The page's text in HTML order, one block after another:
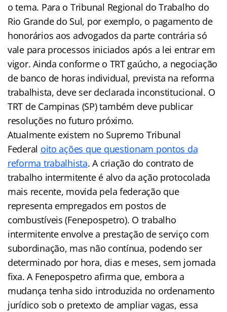
o tema. Para o Tribunal Regional do Trabalho do
Rio Grande do Sul, por exemplo, o pagamento de
honorários aos advogados da parte contrária só
vale para processos iniciados após a lei entrar em
vigor. Ainda conforme o TRT gaúcho, a negociação
de banco de horas individual, prevista na reforma
trabalhista, deve ser declarada inconstitucional. O
TRT de Campinas (SP) também deve publicar
resoluções no futuro próximo.
Atualmente existem no Supremo Tribunal
Federal oito ações que questionam pontos da
reforma trabalhista. A criação do contrato de
trabalho intermitente é alvo da ação protocolada
mais recente, movida pela federação que
representa empregados em postos de
combustíveis (Fenepospetro). O trabalho
intermitente envolve a prestação de serviço com
subordinação, mas não contínua, podendo ser
determinado por hora, dias e meses, sem jornada
fixa. A Fenepospetro afirma que, embora a
mudança tenha sido introduzida no ordenamento
jurídico sob o pretexto de ampliar vagas, essa